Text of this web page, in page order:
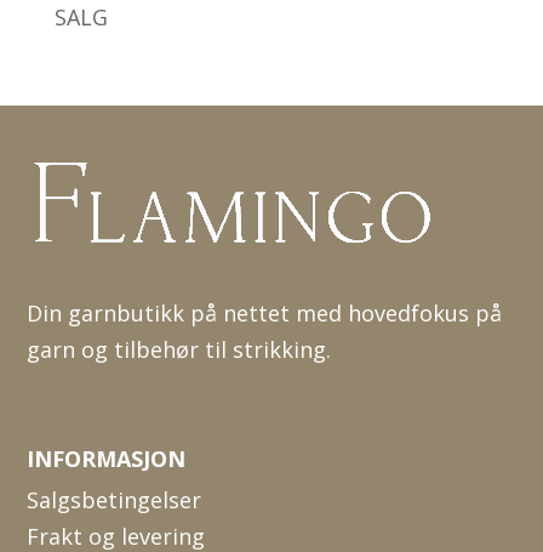
SALG
Din garnbutikk på nettet med hovedfokus på
garn og tilbehør til strikking.
INFORMASJON
Salgsbetingelser
Frakt og levering